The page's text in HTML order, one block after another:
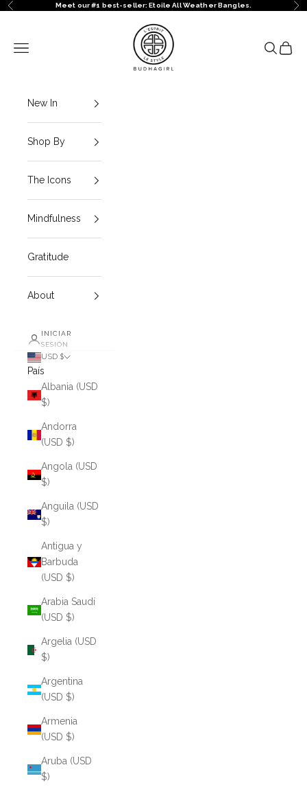
Ir al contenido
Anterior Meet our #1 best-seller: Etoile All Weather Bangles.
BuDhaGirl
Menú
Buscar
Cesta
New In
Shop By
The Icons
Mindfulness
Gratitude
About
INICIAR
SESIÓN
USD $
País
Albania (USD
$)
Andorra
(USD $)
Angola (USD
$)
Anguila (USD
$)
Antigua y
Barbuda
(USD $)
Arabia Saudí
(USD $)
Argelia (USD
$)
Argentina
(USD $)
Armenia
(USD $)
Aruba (USD
$)